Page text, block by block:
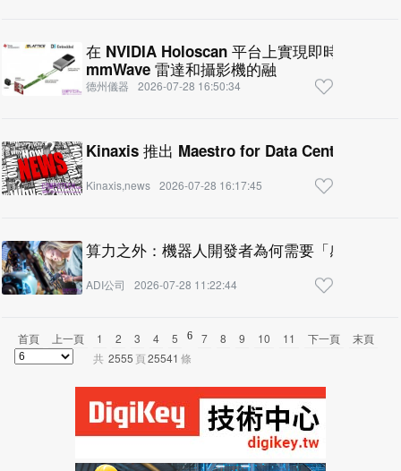
在 NVIDIA Holoscan 平台上實現即時 AI 原始
mmWave 雷達和攝影機的融
德州儀器 2026-07-28 16:50:34
Kinaxis 推出 Maestro for Data Centers，強
Kinaxis,news 2026-07-28 16:17:45
算力之外：機器人開發者為何需要「感知、控
ADI公司 2026-07-28 11:22:44
首頁 上一頁 1 2 3 4 5 6 7 8 9 10 11 下一頁
末頁
共 2555 頁25541 條